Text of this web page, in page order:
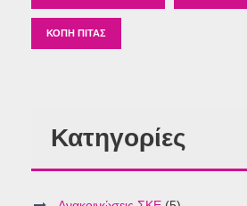
ΚΟΠΉ ΠΊΤΑΣ
Κατηγορίες